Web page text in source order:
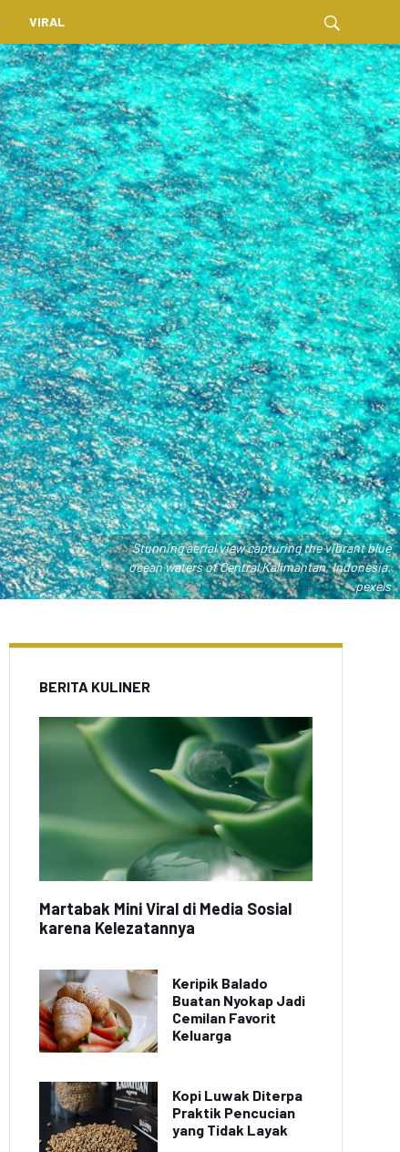
VIRAL
Stunning aerial view capturing the vibrant blue
ocean waters of Central Kalimantan, Indonesia.
.pexels
BERITA KULINER
Martabak Mini Viral di Media Sosial
karena Kelezatannya
Keripik Balado
Buatan Nyokap Jadi
Cemilan Favorit
Keluarga
Kopi Luwak Diterpa
Praktik Pencucian
yang Tidak Layak